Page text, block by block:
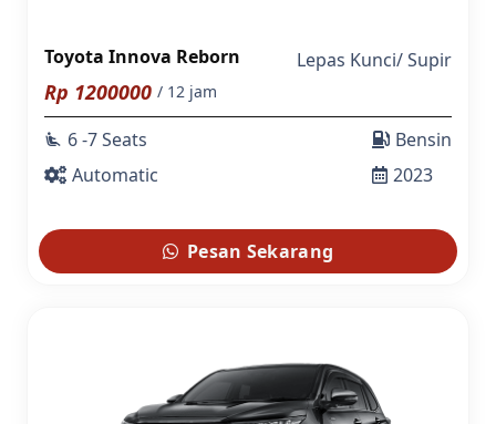
Toyota Innova Reborn Lepas Kunci/Supir
Rp 1200000 / 12 jam
airline_seat_recline_extra 6 -7 Seats
Automatic
Bensin
2023
Pesan Sekarang